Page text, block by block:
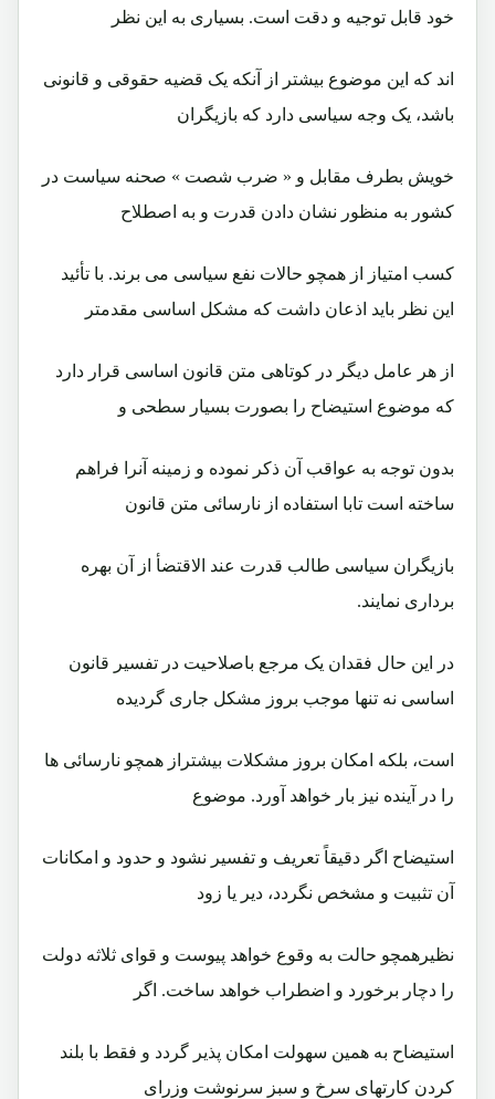
خود قابل توجيه و دقت است. بسياری به اين نظر
اند که اين موضوع بيشتر از آنکه يک قضيه حقوقی و قانونی
باشد، يک وجه سياسی دارد که بازيگران
خويش بطرف مقابل و « ضرب شصت » صحنه سياست در
کشور به منظور نشان دادن قدرت و به اصطلاح
کسب امتياز از همچو حالات نفع سياسی می برند. با تأئيد
اين نظر بايد اذعان داشت که مشکل اساسی مقدمتر
از هر عامل ديگر در کوتاهی متن قانون اساسی قرار دارد
که موضوع استيضاح را بصورت بسيار سطحی و
بدون توجه به عواقب آن ذکر نموده و زمينه آنرا فراهم
ساخته است تابا استفاده از نارسائی متن قانون
بازيگران سياسی طالب قدرت عند الاقتضأ از آن بهره
برداری نمايند.
در اين حال فقدان يک مرجع باصلاحيت در تفسير قانون
اساسی نه تنها موجب بروز مشکل جاری گرديده
است، بلکه امکان بروز مشکلات بيشتراز همچو نارسائی ها
را در آينده نيز بار خواهد آورد. موضوع
استيضاح اگر دقيقاً تعريف و تفسير نشود و حدود و امکانات
آن تثبيت و مشخص نگردد، دير يا زود
نظيرهمچو حالت به وقوع خواهد پيوست و قوای ثلاثه دولت
را دچار برخورد و اضطراب خواهد ساخت. اگر
استيضاح به همين سهولت امکان پذير گردد و فقط با بلند
کردن کارتهای سرخ و سبز سرنوشت وزرای